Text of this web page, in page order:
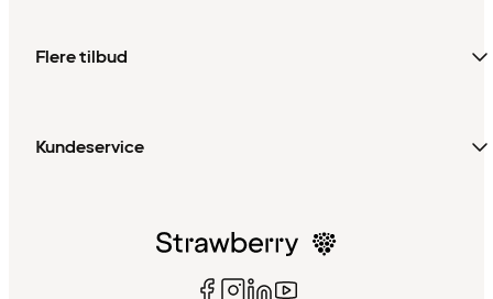
Flere tilbud
Kundeservice